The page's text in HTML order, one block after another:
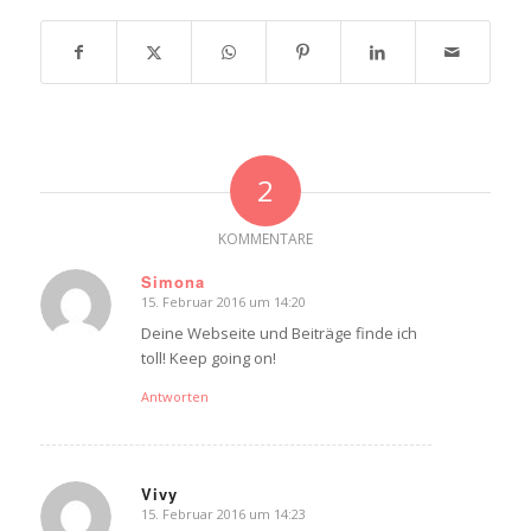
2
KOMMENTARE
Simona
sagte:
15. Februar 2016 um 14:20
Deine Webseite und Beiträge finde ich
toll! Keep going on!
Antworten
Vivy
sagte:
15. Februar 2016 um 14:23